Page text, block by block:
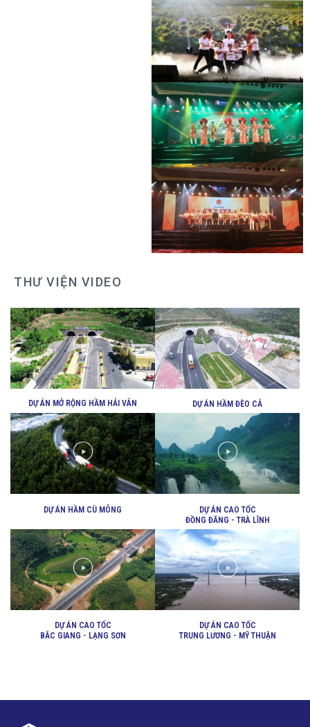
HOẠT ĐỘNG HỖ TRỢ ĐỘI XE CHỐNG
DỊCH
HOẠT ĐỘNG HỖ TRỢ ĐỘI XE CHỐNG
DỊCH
HOẠT ĐỘNG HỖ TRỢ ĐỘI XE CHỐNG
DỊCH
DỊCH
THƯ VIỆN VIDEO
DỰ ÁN MỞ RỘNG HẦM HẢI VÂN DỰ ÁN HẦM ĐÈO CẢ
DỰ ÁN HẦM CÙ MÔNG
DỰ ÁN CAO TỐC
ĐỒNG ĐĂNG - TRÀ LĨNH
DỰ ÁN CAO TỐC
BẮC GIANG - LẠNG SƠN
DỰ ÁN CAO TỐC
TRUNG LƯƠNG - MỸ THUẬN